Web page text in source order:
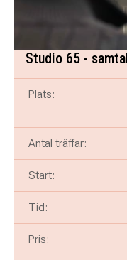
Studio 65 -
Plats:
Antal träffar:
Start:
Tid:
Pris: